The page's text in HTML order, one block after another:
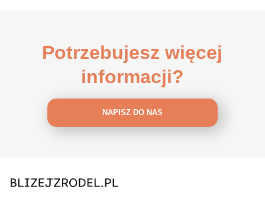
Potrzebujesz więcej
informacji?
NAPISZ DO NAS